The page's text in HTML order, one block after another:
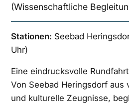
(Wissenschaftliche
Stationen: Seebad
Uhr)
Eine eindrucksvolle
Von Seebad Heringsdorf
und kulturelle Zeugnisse,